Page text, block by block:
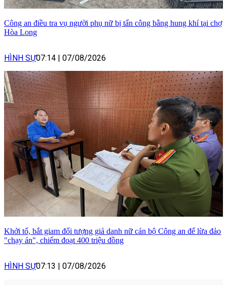
Công an điều tra vụ người phụ nữ bị tấn công bằng hung khí tại chợ
Hòa Long
HÌNH SỰ07:14 | 07/08/2026
Khởi tố, bắt giam đối tượng giả danh nữ cán bộ Công an để lừa đảo
"chạy án", chiếm đoạt 400 triệu đồng
HÌNH SỰ07:13 | 07/08/2026